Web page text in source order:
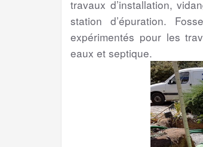
travaux d’installation,
station d’épuration.
expérimentés pour les
eaux et septique.